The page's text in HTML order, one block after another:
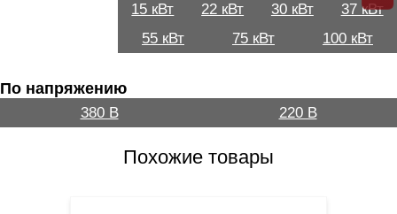
15 кВт
22 кВт 30 кВт
37 кВт
55 кВт
75 кВт 100 кВт
По напряжению
380 В 220 В
Похожие товары